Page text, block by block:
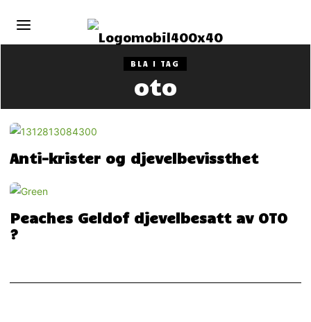
BLA I TAG
oto
Anti-krister og djevelbevissthet
Peaches Geldof djevelbesatt av OTO
?